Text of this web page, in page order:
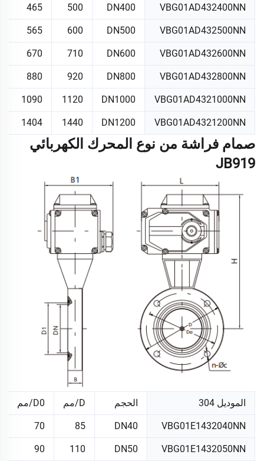
VBG01AD432400NN
DN400
500
465
VBG01AD432500NN
DN500
600
565
VBG01AD432600NN
DN600
710
670
VBG01AD432800NN
DN800
920
880
VBG01AD4321000NN
DN1000
1120
1090
VBG01AD4321200NN
DN1200
1440
1404
صمام فراشة من نوع المحرك الكهربائي
JB919
الموديل 304 الحجم D/مم D0/مم
VBG01E1432040NN
DN40
85
70
VBG01E1432050NN
DN50
110
90